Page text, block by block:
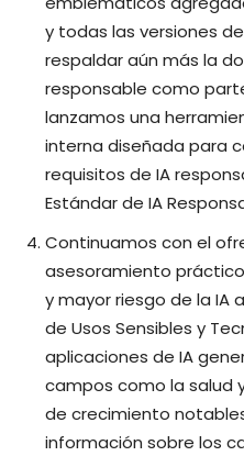
y todas las versiones
respaldar aún más la
responsable como
lanzamos una
interna diseñada para
requisitos de IA
Estándar de IA
Continuamos con el
asesoramiento
y mayor riesgo de la IA
de Usos Sensibles y
aplicaciones de IA
campos como la salud
de crecimiento
información sobre los